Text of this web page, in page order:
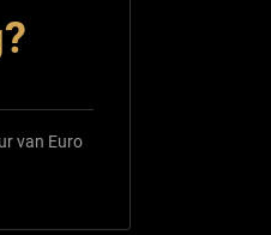
van Euro